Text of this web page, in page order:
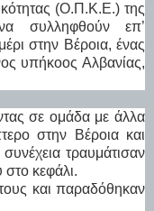
(Ο.Π.Κ.Ε.) της
συλληφθούν επ’
στην Βέροια, ένας
υπήκοος Αλβανίας,
σε ομάδα με άλλα
στην Βέροια και
τραυμάτισαν
στο κεφάλι.
και παραδόθηκαν